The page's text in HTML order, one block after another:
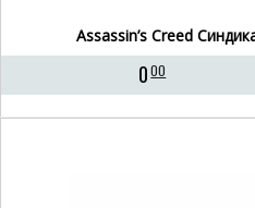
Assassin’s Creed
000